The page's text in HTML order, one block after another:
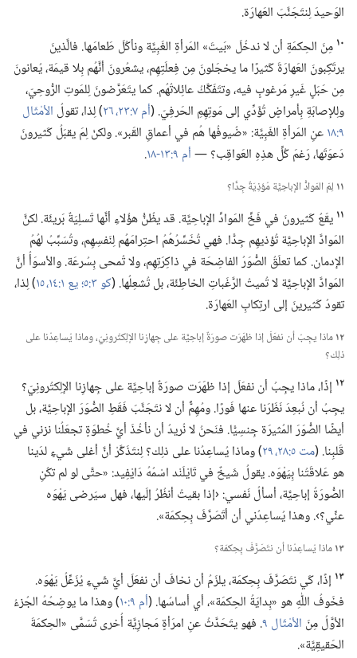
الوَحيدَ لِنتَجَنَّبَ العَهارَة.‏
١٠ مِنَ الحِكمَةِ أن لا ندخُلَ «بَيتَ» المَرأةِ الغَبِيَّة ونأكُلَ طَعامَها.‏ فالَّذينَ
يرتَكِبونَ العَهارَةَ كَثيرًا ما يخجَلونَ مِن فِعلَتِهِم،‏ يشعُرونَ أنَّهُم بِلا قيمَة،‏ يُعانونَ
مِن حَبَلٍ غَيرِ مَرغوبٍ فيه،‏ وتتَفَكَّكُ عائِلاتُهُم.‏ كما يتَعَرَّضونَ لِلمَوتِ الرُّوحِيّ،‏
ولِلإصابَةِ بِأمراضٍ تُؤَدِّي إلى مَوتِهِمِ الحَرفِيّ.‏ (‏أم ٧:‏٢٣،‏ ‏)‏ لِذا،‏ تقولُ الأمْثَال
٩:‏١٨
عنِ المَرأةِ الغَبِيَّة:‏ «ضُيوفُها هُم في أعماقِ القَبر».‏ ولكنْ لِمَ يقبَلُ كَثيرونَ
دَعوَتَها،‏ رَغمَ كُلِّ هذِهِ العَواقِب؟‏ —‏أم ٩:‏١٣-‏١٨ ‏.‏
١١ لِمَ المَوادُّ الإباحِيَّة مُؤذِيَةٌ جِدًّا؟‏
١١ يقَعُ كَثيرونَ في فَخِّ المَوادِّ الإباحِيَّة.‏ قد يظُنُّ هؤُلاءِ أنَّها تَسلِيَةٌ بَريئَة.‏ لكنَّ
المَوادَّ الإباحِيَّة تُؤذيهِم جِدًّا.‏ فهي تُخَسِّرُهُمُ احتِرامَهُم لِنَفسِهِم،‏ وتُسَبِّبُ لهُمُ
الإدمان.‏ كما تعلَقُ الصُّوَرُ الفاضِحَة في ذاكِرَتِهِم،‏ ولا تُمحى بِسُرعَة.‏ والأسوَأُ أنَّ
المَوادَّ الإباحِيَّة لا تُميتُ الرَّغَباتِ الخاطِئَة،‏ بل تُشعِلُها.‏ (‏كو ٣:‏٥؛‏ يع ١:‏١٤،‏ ١٥
‏)‏ لِذا،‏
تقودُ كَثيرينَ إلى ارتِكابِ العَهارَة.‏
١٢ماذا يجِبُ أن نفعَلَ إذا ظهَرَت صورَةٌ إباحِيَّة على جِهازِنا الإلِكتُرونِيّ،‏ وماذا يُساعِدُنا على
ذلِك؟‏
١٢ إذًا،‏ ماذا يجِبُ أن نفعَلَ إذا ظهَرَت صورَةٌ إباحِيَّة على جِهازِنا الإلِكتُرونِيّ؟‏
يجِبُ أن نُبعِدَ نَظَرَنا عنها فَورًا.‏ ومُهِمٌّ أن لا نتَجَنَّبَ فَقَطِ الصُّوَرَ الإباحِيَّة،‏ بل
أيضًا الصُّوَرَ المُثيرَة جِنسِيًّا.‏ فنَحنُ لا نُريدُ أن نأخُذَ أيَّ خُطوَةٍ تجعَلُنا نزني في
قَلبِنا.‏ (‏مت ٥:‏٢٨،‏ ٢٩
‏)‏ وماذا يُساعِدُنا على ذلِك؟‏ لِنتَذَكَّرْ أنَّ أغلى شَيءٍ لدَينا
هو عَلاقَتُنا بِيَهْوَه.‏ يقولُ شَيخٌ في تَايْلَنْد اسْمُهُ دَايْفِيد:‏ «حتَّى لو لم تكُنِ
الصُّورَةُ إباحِيَّة،‏ أسألُ نَفسي:‏ ‹إذا بقيتُ أنظُرُ إلَيها،‏ فهل سيَرضى يَهْوَه
عنِّي؟‏›.‏ وهذا يُساعِدُني أن أتَصَرَّفَ بِحِكمَة».‏
١٣ماذا يُساعِدُنا أن نتَصَرَّفَ بِحِكمَة؟‏
١٣ إذًا،‏ كَي نتَصَرَّفَ بِحِكمَة،‏ يلزَمُ أن نخافَ أن نفعَلَ أيَّ شَيءٍ يُزَعِّلُ يَهْوَه.‏
فخَوفُ اللّٰهِ هو «بِدايَةُ الحِكمَة»،‏ أي أساسُها.‏ (‏أم ٩:‏١٠
‏)‏ وهذا ما يوضِحُهُ الجُزءُ
الأوَّلُ مِنَ الأمْثَال ٩ ‏.‏ فهو يتَحَدَّثُ عنِ امرَأةٍ مَجازِيَّة أُخرى تُسَمَّى «الحِكمَةَ
الحَقيقِيَّة».‏